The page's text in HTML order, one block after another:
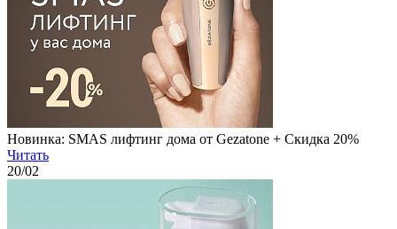
Новинка: SMAS лифтинг дома от Gezatone + Скидка 20%
Читать
20/02